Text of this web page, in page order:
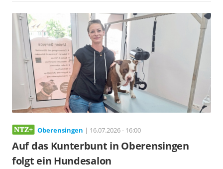
Oberensingen | 16.07.2026 - 16:00
Auf das Kunterbunt in Oberensingen
folgt ein Hundesalon